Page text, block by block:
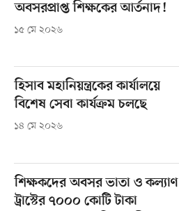
অবসরপ্রাপ্ত শিক্ষকের আর্তনাদ!
১৫ মে ২০২৬
হিসাব মহানিয়ন্ত্রকের কার্যালয়ে
বিশেষ সেবা কার্যক্রম চলছে
১৪ মে ২০২৬
শিক্ষকদের অবসর ভাতা ও কল্যাণ
ট্রাস্টের ৭০০০ কোটি টাকা